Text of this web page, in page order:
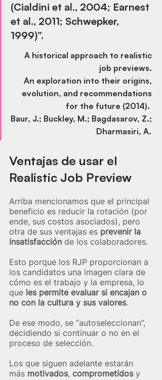
(Cialdini et al., 2004; Earnest
et al., 2011; Schwepker,
1999)”.
A historical approach to realistic
job previews.
An exploration into their origins,
evolution, and recommendations
for the future (2014).
Baur, J.; Buckley, M.; Bagdasarov, Z.;
Dharmasiri, A.
Ventajas de usar el
Realistic Job Preview
Arriba mencionamos que el principal
beneficio es reducir la rotación (por
ende, sus costos asociados), pero
otra de sus ventajas es prevenir la
insatisfacción de los colaboradores.
Esto porque los RJP proporcionan a
los candidatos una imagen clara de
cómo es el trabajo y la empresa, lo
que les permite evaluar si encajan o
no con la cultura y sus valores.
De ese modo, se “autoseleccionan”,
decidiendo si continuar o no en el
proceso de selección.
Los que siguen adelante estarán
más motivados, comprometidos y